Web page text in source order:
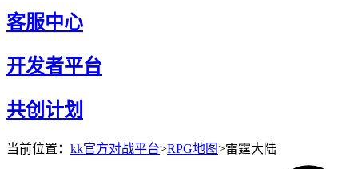
客服中心
开发者平台
共创计划
当前位置： kk官方对战平台>RPG地图>雷霆大陆